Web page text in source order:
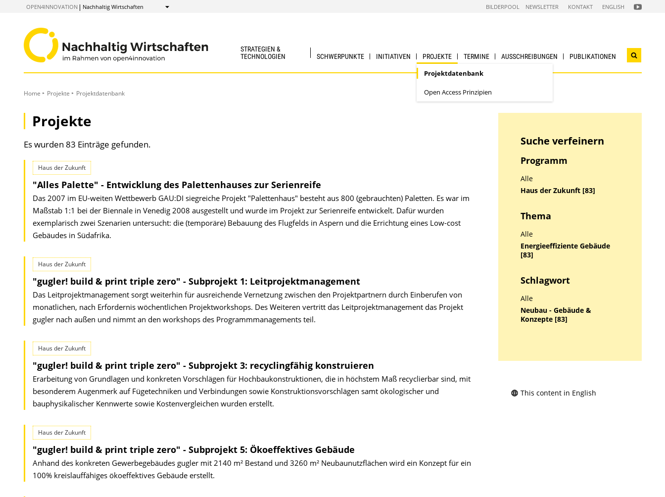
OPEN4INNOVATION Nachhaltig Wirtschaften
Anzeigen
BILDERPOOL NEWSLETTER KONTAKT ENGLISH FOLGEN
SIE
STRATEGIEN &
TECHNOLOGIEN
SCHWERPUNKTE INITIATIVEN PROJEKTE
Projektdatenbank
Open Access Prinzipien
TERMINE AUSSCHREIBUNGEN PUBLIKATIONEN
Home Projekte Projektdatenbank
Projekte
Es wurden 83 Einträge gefunden.
Haus der Zukunft
"Alles Palette" - Entwicklung des Palettenhauses zur Serienreife
Das 2007 im EU-weiten Wettbewerb GAU:DI siegreiche Projekt "Palettenhaus" besteht aus 800 (gebrauchten) Paletten. Es war im
Maßstab 1:1 bei der Biennale in Venedig 2008 ausgestellt und wurde im Projekt zur Serienreife entwickelt. Dafür wurden
exemplarisch zwei Szenarien untersucht: die (temporäre) Bebauung des Flugfelds in Aspern und die Errichtung eines Low-cost
Gebäudes in Südafrika.
Haus der Zukunft
"gugler! build & print triple zero" - Subprojekt 1: Leitprojektmanagement
Das Leitprojektmanagement sorgt weiterhin für ausreichende Vernetzung zwischen den Projektpartnern durch Einberufen von
monatlichen, nach Erfordernis wöchentlichen Projektworkshops. Des Weiteren vertritt das Leitprojektmanagement das Projekt
gugler nach außen und nimmt an den workshops des Programmmanagements teil.
Haus der Zukunft
"gugler! build & print triple zero" - Subprojekt 3: recyclingfähig konstruieren
Erarbeitung von Grundlagen und konkreten Vorschlägen für Hochbaukonstruktionen, die in höchstem Maß recyclierbar sind, mit
besonderem Augenmerk auf Fügetechniken und Verbindungen sowie Konstruktionsvorschlägen samt ökologischer und
bauphysikalischer Kennwerte sowie Kostenvergleichen wurden erstellt.
Haus der Zukunft
"gugler! build & print triple zero" - Subprojekt 5: Ökoeffektives Gebäude
Anhand des konkreten Gewerbegebäudes gugler mit 2140 m² Bestand und 3260 m² Neubaunutzflächen wird ein Konzept für ein
100% kreislauffähiges ökoeffektives Gebäude erstellt.
Suche verfeinern
Programm
Alle
Haus der Zukunft [83]
Thema
Alle
Energieeffiziente Gebäude
[83]
Schlagwort
Alle
Neubau - Gebäude &
Konzepte [83]
This content in English